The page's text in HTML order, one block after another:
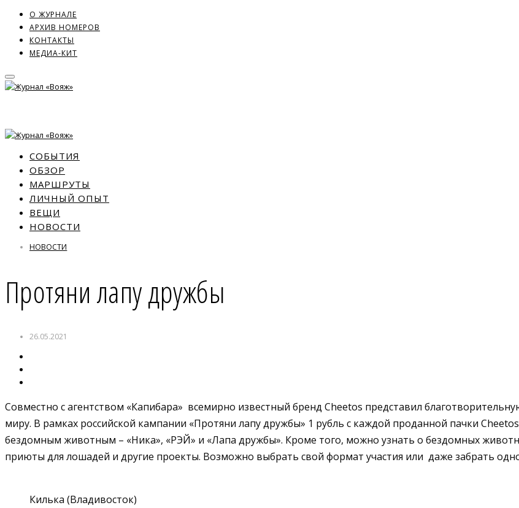
О ЖУРНАЛЕ
АРХИВ НОМЕРОВ
КОНТАКТЫ
МЕДИА-КИТ
СОБЫТИЯ
ОБЗОР
МАРШРУТЫ
ЛИЧНЫЙ ОПЫТ
ВЕЩИ
НОВОСТИ
НОВОСТИ
Протяни лапу дружбы
26.05.2021
Совместно с агентством «Капибара» всемирно известный бренд Cheetos представил
миру. В рамках российской кампании «Протяни лапу дружбы» 1 рубль с каждой проданной пачки
бездомным животным – «Ника», «РЭЙ» и «Лапа дружбы». Кроме того, можно узнать о бездомных
приюты для лошадей и другие проекты. Возможно выбрать свой формат участия или даже забрать
Килька (Владивосток)